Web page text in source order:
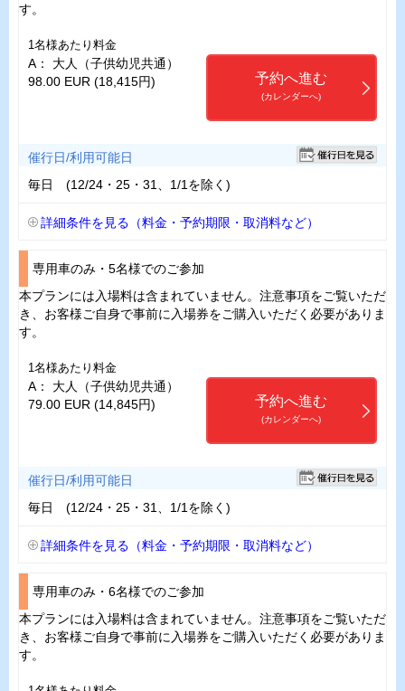
す。
1名様あたり料金
A： 大人（子供幼児共通）
98.00 EUR (18,415円)
予約へ進む
(カレンダーへ)
催行日/利用可能日
毎日 (12/24・25・31、1/1を除く)
詳細条件を見る（料金・予約期限・取消料など）
専用車のみ・5名様でのご参加
本プランには入場料は含まれていません。注意事項をご覧いただ
き、お客様ご自身で事前に入場券をご購入いただく必要がありま
す。
1名様あたり料金
A： 大人（子供幼児共通）
79.00 EUR (14,845円)
予約へ進む
(カレンダーへ)
催行日/利用可能日
毎日 (12/24・25・31、1/1を除く)
詳細条件を見る（料金・予約期限・取消料など）
専用車のみ・6名様でのご参加
本プランには入場料は含まれていません。注意事項をご覧いただ
き、お客様ご自身で事前に入場券をご購入いただく必要がありま
す。